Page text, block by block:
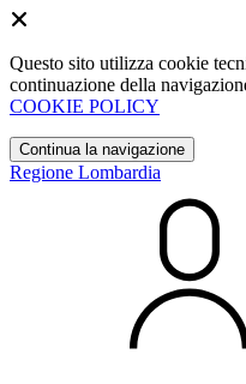
Questo sito utilizza cookie
continuazione della
COOKIE POLICY
Continua la navigazione
Regione Lombardia